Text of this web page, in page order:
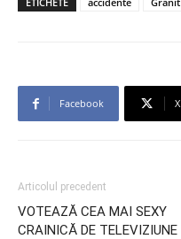
Facebook X
Articolul precedent
VOTEAZĂ CEA MAI SEXY
CRAINICĂ DE TELEVIZIUNE